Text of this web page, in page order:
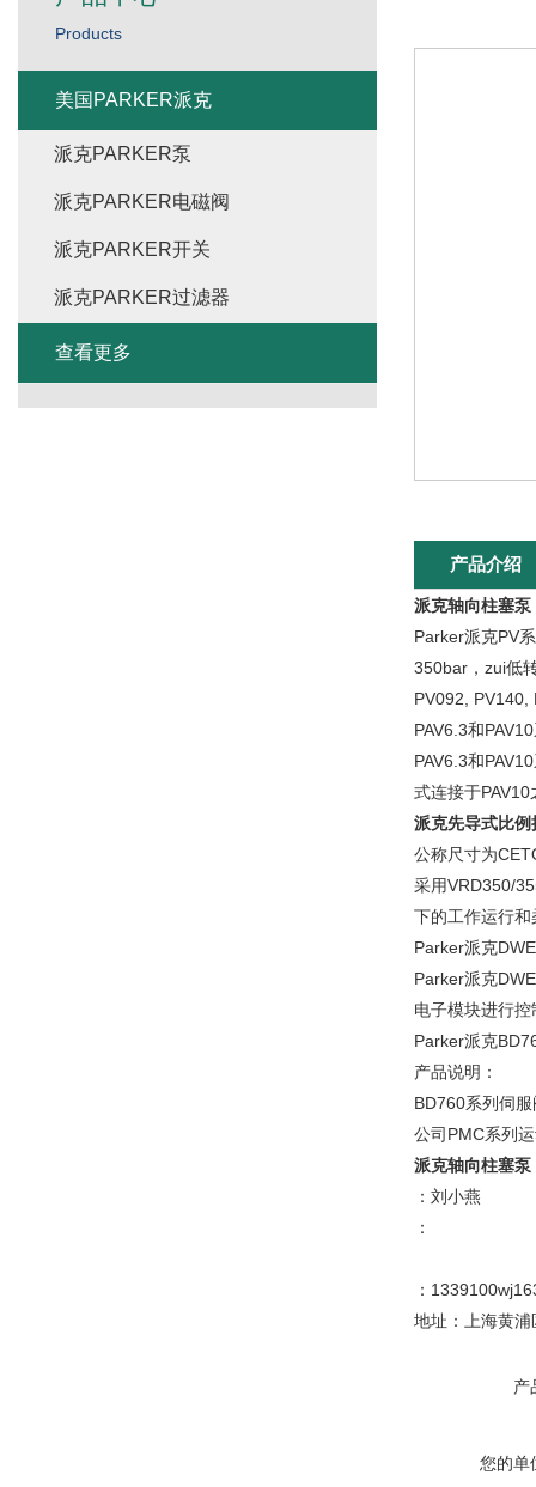
产品介绍
派克轴向柱塞泵
Parker派克PV
350bar，zui低
PV092, PV140,
PAV6.3和
PAV6.3和
式连接于
派克先导式比例
公称尺寸为
采用VRD350/
下的工作运行
Parker派克
Parker派克
电子模块进行控
Parker派克
产品说明：
BD760系列伺
公司PMC系列
派克轴向柱塞泵
：刘小燕
：
：
地址：上海黄
产
您的单
Products
美国PARKER派克
派克PARKER泵
派克PARKER电磁阀
派克PARKER开关
派克PARKER过滤器
查看更多